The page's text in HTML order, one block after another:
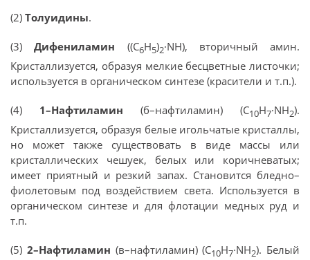
(2) Толуидины.
(3)Дифениламин ((С6Н5)2·NH), вторичный амин.
Кристаллизуется, образуя мелкие бесцветные листочки;
используется в органическом синтезе (красители и т.п.).
(4) 1–Нафтиламин (б–нафтиламин) (С10Н7·NH2).
Кристаллизуется, образуя белые игольчатые кристаллы,
но может также существовать в виде массы или
кристаллических чешуек, белых или коричневатых;
имеет приятный и резкий запах. Становится бледно–
фиолетовым под воздействием света. Используется в
органическом синтезе и для флотации медных руд и
т.п.
(5) 2–Нафтиламин (в–нафтиламин) (С10Н7·NH2). Белый